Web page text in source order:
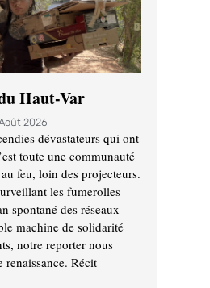
Haut-Var
2026
dévastateurs qui ont
toute une communauté
feu, loin des projecteurs.
les fumerolles
spontané des réseaux
machine de solidarité
notre reporter nous
Récit